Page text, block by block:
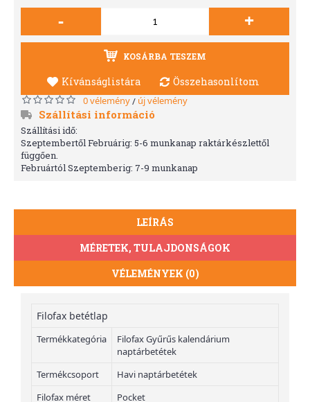
- +
KOSÁRBA TESZEM
Kívánságlistára Összehasonlítom
0 vélemény/ új vélemény
Szállítási információ
Szállítási idő:
Szeptembertől Februárig: 5-6 munkanap raktárkészlettől
függően.
Februártól Szeptemberig: 7-9 munkanap
LEÍRÁS
MÉRETEK, TULAJDONSÁGOK
VÉLEMÉNYEK (0)
Filofax betétlap
Termékkategória
Filofax Gyűrűs kalendárium
naptárbetétek
Termékcsoport
Havi naptárbetétek
Filofax méret
Pocket